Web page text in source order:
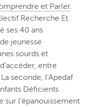
et Parler.
Recherche Et
ses 40 ans
jeunesse
sourds et
entre
seconde, l’Apedaf
Déficients
sur l’épanouissement